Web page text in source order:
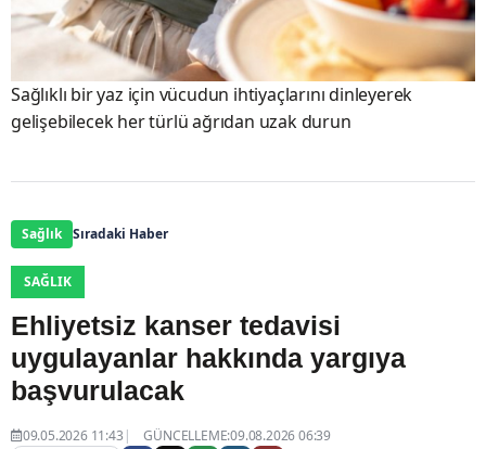
Sağlıklı bir yaz için vücudun ihtiyaçlarını dinleyerek
gelişebilecek her türlü ağrıdan uzak durun
Sağlık Sıradaki Haber
SAĞLIK
Ehliyetsiz kanser tedavisi
uygulayanlar hakkında yargıya
başvurulacak
09.05.2026 11:43
GÜNCELLEME:09.08.2026 06:39